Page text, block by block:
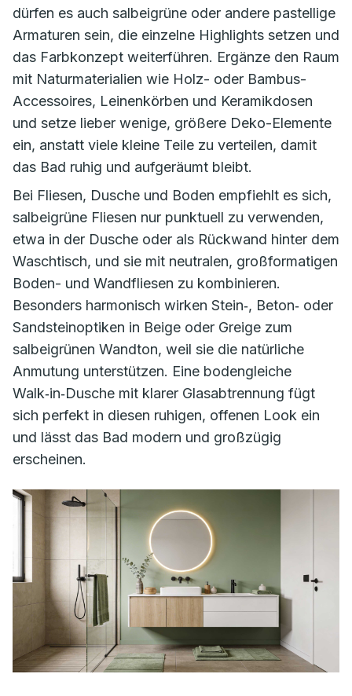
dürfen es auch salbeigrüne oder andere pastellige
Armaturen sein, die einzelne Highlights setzen und
das Farbkonzept weiterführen. Ergänze den Raum
mit Naturmaterialien wie Holz- oder Bambus-
Accessoires, Leinenkörben und Keramikdosen
und setze lieber wenige, größere Deko-Elemente
ein, anstatt viele kleine Teile zu verteilen, damit
das Bad ruhig und aufgeräumt bleibt.
Bei Fliesen, Dusche und Boden empfiehlt es sich,
salbeigrüne Fliesen nur punktuell zu verwenden,
etwa in der Dusche oder als Rückwand hinter dem
Waschtisch, und sie mit neutralen, großformatigen
Boden- und Wandfliesen zu kombinieren.
Besonders harmonisch wirken Stein‑, Beton‑ oder
Sandsteinoptiken in Beige oder Greige zum
salbeigrünen Wandton, weil sie die natürliche
Anmutung unterstützen. Eine bodengleiche
Walk‑in‑Dusche mit klarer Glasabtrennung fügt
sich perfekt in diesen ruhigen, offenen Look ein
und lässt das Bad modern und großzügig
erscheinen.